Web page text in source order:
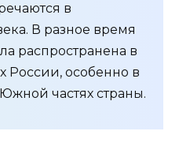
в
В разное время
распространена в
России, особенно в
частях страны.